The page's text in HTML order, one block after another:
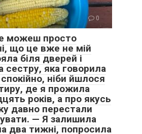
0
можеш просто
що це вже не мій
біля дверей і
сестру, яка говорила
ніби йшлося
де я прожила
років, а про якусь
давно перестали
— Я залишила
два тижні, попросила